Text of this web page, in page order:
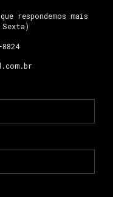
respondemos mais